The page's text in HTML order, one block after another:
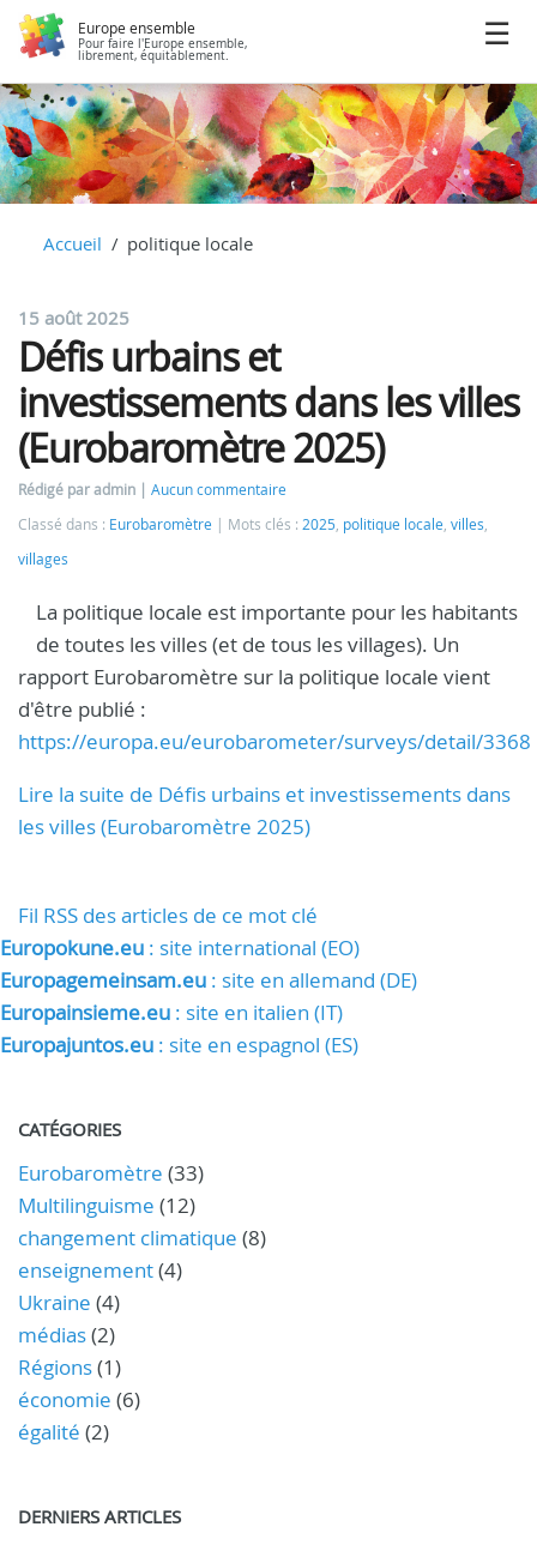
Europe ensemble
Pour faire l'Europe ensemble,
librement, équitablement.
Accueil politique locale
15 août 2025
Défis urbains et
investissements dans les villes
(Eurobaromètre 2025)
Rédigé par admin
Aucun commentaire
Classé dans : Eurobaromètre Mots clés : 2025 politique locale villes
villages
La politique locale est importante pour les habitants
de toutes les villes (et de tous les villages). Un
rapport Eurobaromètre sur la politique locale vient
d'être publié :
https://europa.eu/eurobarometer/surveys/detail/3368
Lire la suite de Défis urbains et investissements dans
les villes (Eurobaromètre 2025)
Fil RSS des articles de ce mot clé
Europokune.eu : site international (EO)
Europagemeinsam.eu : site en allemand (DE)
Europainsieme.eu : site en italien (IT)
Europajuntos.eu : site en espagnol (ES)
CATÉGORIES
Eurobaromètre (33)
Multilinguisme (12)
changement climatique (8)
enseignement(4)
Ukraine (4)
médias(2)
Régions(1)
économie (6)
égalité (2)
DERNIERS ARTICLES